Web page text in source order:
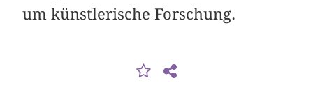
um künstlerische Forschung.